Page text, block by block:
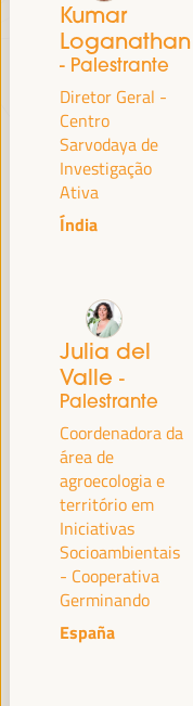
TRANSIÇÃO
WFLED
transição, justiça social,
gestão pública, parcerias
da economia social e
abordagem de uma nova
como alianças
descentralizadas
PALESTRANTES
Kumar
Loganathan
- Palestrante
Diretor Geral -
Centro
Sarvodaya de
Investigação
Ativa
Índia
Julia del
Valle -
Palestrante
Coordenadora da
área de
agroecologia e
território em
Iniciativas
Socioambientais
- Cooperativa
Germinando
España